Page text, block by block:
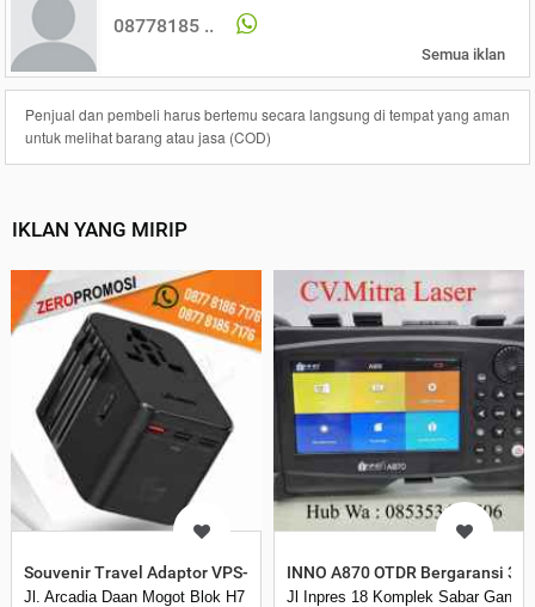
08778185 ..
Semua iklan
Penjual dan pembeli harus bertemu secara langsung di tempat yang aman
untuk melihat barang atau jasa (COD)
IKLAN YANG MIRIP
Souvenir Travel Adaptor VPS-T003A Pro 2C1A Custom Logo
Jl. Arcadia Daan Mogot Blok H7 No 16 Daan Mogot Km 21. Kecamatan
INNO A870 OTDR Bergaransi 3
Jl Inpres 18 Komplek Sabar Ganda